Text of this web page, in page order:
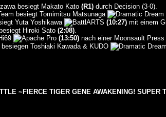
besiegt Makato Kato (R1)durch Decision (3-0).
besiegt Tomimitsu Matsunaga
Yuta Yoshikawa (10:27)mit einem
Hiroki Sato (2:08).
(13:50)nach einer Moonsault Press
besiegen Toshiaki Kawada & KUDO
~FIERCE TIGER GENE AWAKENING! SUPER